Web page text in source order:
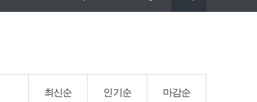
최신순 인기순 마감순